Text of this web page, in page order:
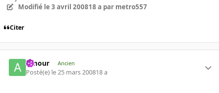
Modifié le 3 avril 200818 a par metro557
Citer
Amour Ancien
Posté(e) le 25 mars 200818 a